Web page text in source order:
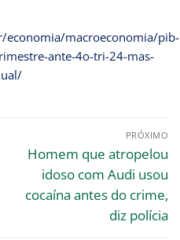
macroeconomia/pib-
ante-4o-tri-24-mas-
PRÓXIMO
Homem que atropelou
idoso com Audi usou
cocaína antes do crime,
diz polícia